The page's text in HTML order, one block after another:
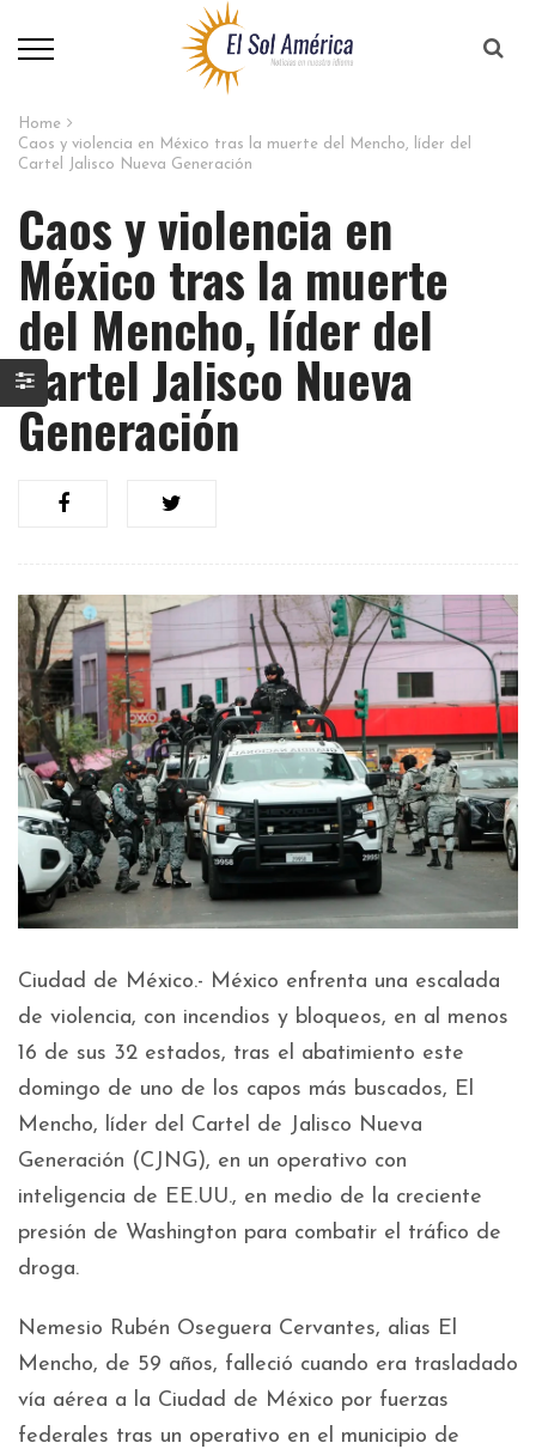
Home
Caos y violencia en México tras la muerte del Mencho, líder del
Cartel Jalisco Nueva Generación
Caos y violencia en
México tras la muerte
del Mencho, líder del
Cartel Jalisco Nueva
Generación
Ciudad de México.- México enfrenta una escalada
de violencia, con incendios y bloqueos, en al menos
16 de sus 32 estados, tras el abatimiento este
domingo de uno de los capos más buscados, El
Mencho, líder del Cartel de Jalisco Nueva
Generación (CJNG), en un operativo con
inteligencia de EE.UU., en medio de la creciente
presión de Washington para combatir el tráfico de
droga.
Nemesio Rubén Oseguera Cervantes, alias El
Mencho, de 59 años, falleció cuando era trasladado
vía aérea a la Ciudad de México por fuerzas
federales tras un operativo en el municipio de